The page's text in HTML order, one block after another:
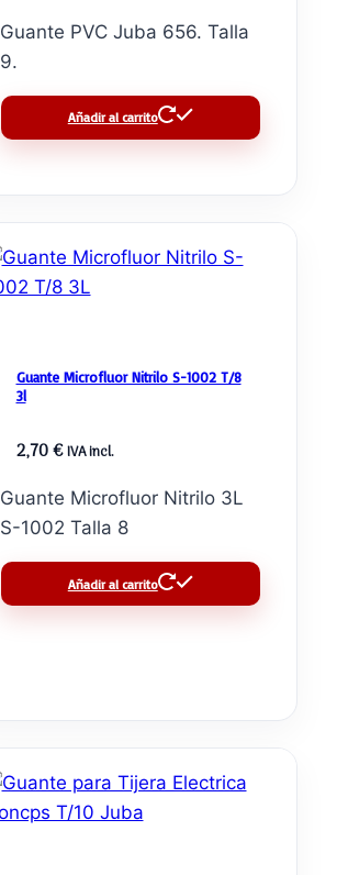
Guante PVC Juba 656. Talla
9.
Añadir al carrito
Guante Microfluor Nitrilo S-1002 T/8
3l
2,70€ IVA incl.
Guante Microfluor Nitrilo 3L
S-1002 Talla 8
Añadir al carrito